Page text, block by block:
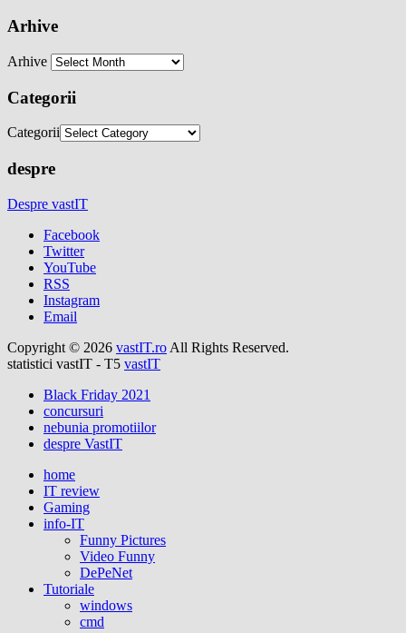
Arhive
Arhive
Categorii
Categorii
despre
Despre vastIT
Facebook
Twitter
YouTube
RSS
Instagram
Email
Copyright © 2026 vastIT.ro All Rights Reserved.
statistici vastIT - T5 vastIT
Black Friday 2021
concursuri
nebunia promotiilor
despre VastIT
home
IT review
Gaming
info-IT
Funny Pictures
Video Funny
DePeNet
Tutoriale
windows
cmd